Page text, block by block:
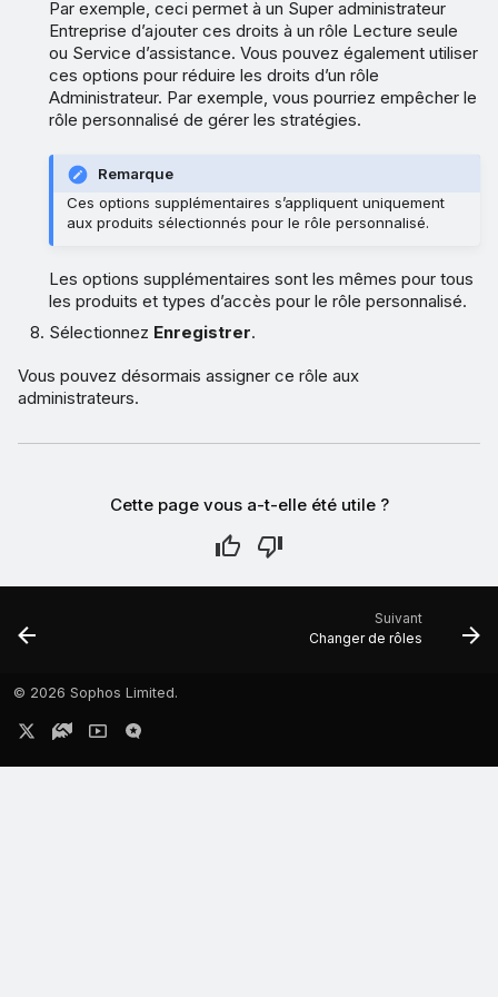
Par exemple, ceci permet à un Super administrateur
Entreprise d’ajouter ces droits à un rôle Lecture seule
ou Service d’assistance. Vous pouvez également utiliser
ces options pour réduire les droits d’un rôle
Administrateur. Par exemple, vous pourriez empêcher le
rôle personnalisé de gérer les stratégies.
Remarque
Ces options supplémentaires s’appliquent uniquement
aux produits sélectionnés pour le rôle personnalisé.
Les options supplémentaires sont les mêmes pour tous
les produits et types d’accès pour le rôle personnalisé.
Sélectionnez Enregistrer.
Vous pouvez désormais assigner ce rôle aux
administrateurs.
Cette page vous a-t-elle été utile ?
Suivant
Changer de rôles
© 2026 Sophos Limited.